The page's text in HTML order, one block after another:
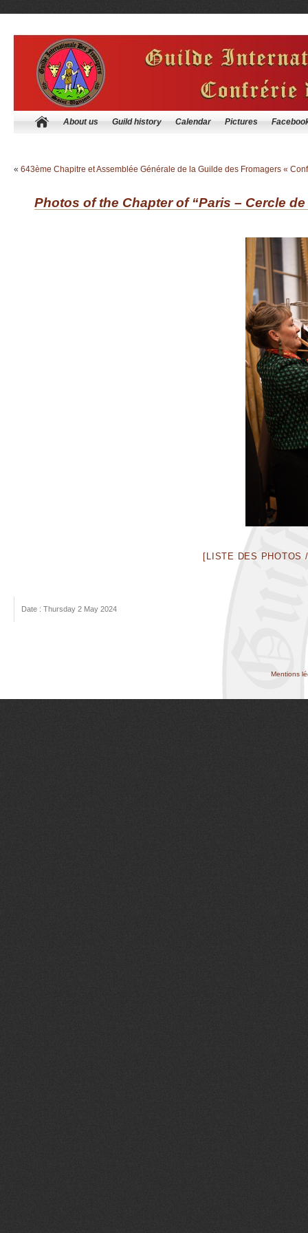
About us Guild history Calendar Pictures
« 643ème Chapitre et Assemblée Générale de la Guilde des Fromagers «
Photos of the Chapter of “Paris – Cercle
[LISTE DES PHOTOS
Date : Thursday 2 May 2024
Mentions